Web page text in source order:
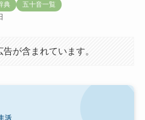
典 五十音一覧
が含まれています。